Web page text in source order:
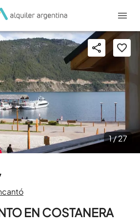
EN COSTANERA
1 /27